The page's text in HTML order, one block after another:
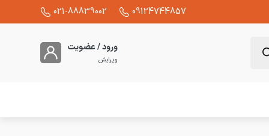
09124744857
021-88839002
ورود / عضویت
ویرایش